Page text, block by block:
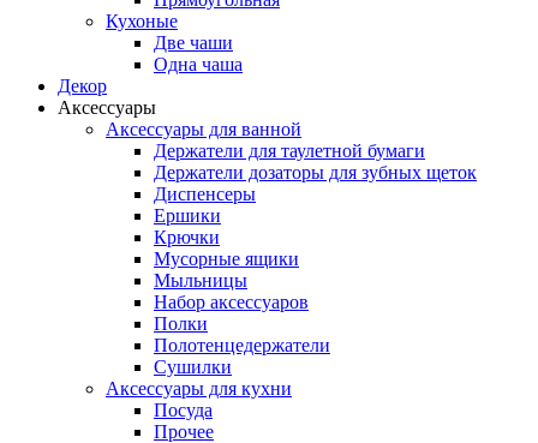
Кухоные
Две чаши
Одна чаша
Декор
Аксессуары
Аксессуары для ванной
Держатели для таулетной бумаги
Держатели дозаторы для зубных щеток
Диспенсеры
Ершики
Крючки
Мусорные ящики
Мыльницы
Набор аксессуаров
Полки
Полотенцедержатели
Сушилки
Аксессуары для кухни
Посуда
Прочее